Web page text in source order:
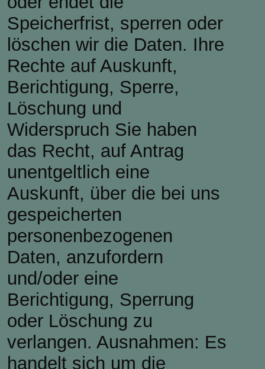
Speicherfrist, sperren oder
löschen wir die Daten. Ihre
Rechte auf Auskunft,
Berichtigung, Sperre,
Löschung und
Widerspruch Sie haben
das Recht, auf Antrag
unentgeltlich eine
Auskunft, über die bei uns
gespeicherten
personenbezogenen
Daten, anzufordern
und/oder eine
Berichtigung, Sperrung
oder Löschung zu
verlangen. Ausnahmen: Es
handelt sich um die